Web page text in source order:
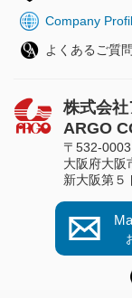
Company
よくあるご質問
株式会
ARGO
〒532-0003
大阪府大阪
新大阪第５